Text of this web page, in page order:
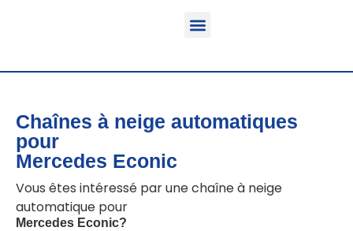
Chaînes à neige automatiques
pour
Mercedes Econic
Vous êtes intéressé par une chaîne à neige
automatique pour
Mercedes Econic?